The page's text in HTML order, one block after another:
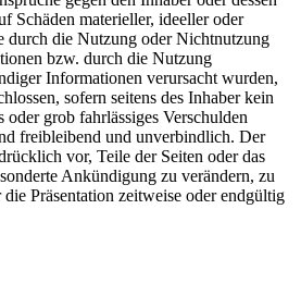
Schäden materieller, ideeller oder
durch die Nutzung oder Nichtnutzung
bzw. durch die Nutzung
Informationen verursacht wurden,
sofern seitens des Inhaber kein
grob fahrlässiges Verschulden
freibleibend und unverbindlich. Der
vor, Teile der Seiten oder das
Ankündigung zu verändern, zu
Präsentation zeitweise oder endgültig